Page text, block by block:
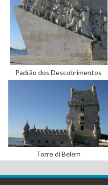
Padrão dos Descobrimentos
Torre di Belem